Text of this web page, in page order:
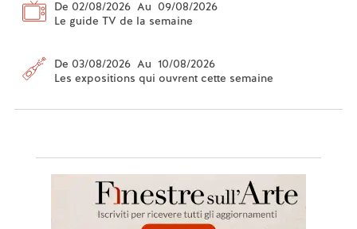
De 02/08/2026 Au 09/08/2026
Le guide TV de la semaine
De 03/08/2026 Au 10/08/2026
Les expositions qui ouvrent cette semaine